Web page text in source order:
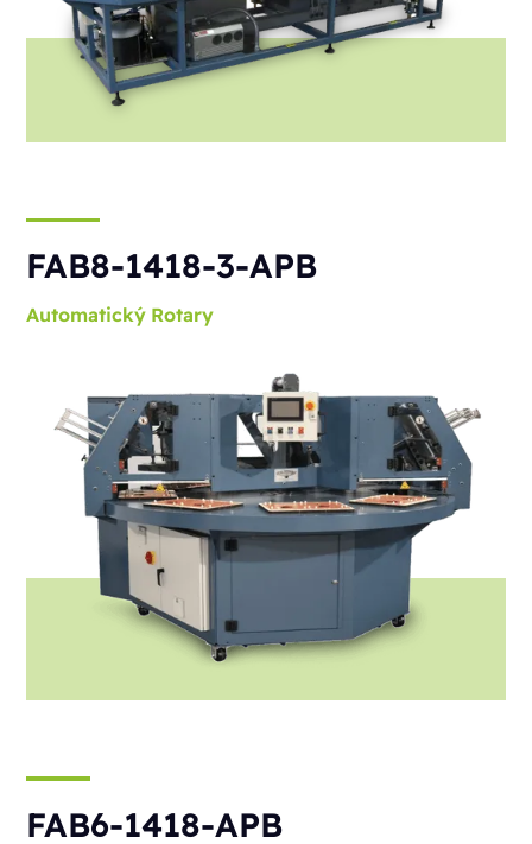
FAB8-1418-3-APB
Automatický Rotary
FAB6-1418-APB